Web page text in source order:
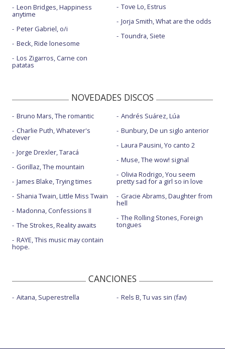
Leon Bridges, Happiness
anytime
Peter Gabriel, o/i
Beck, Ride lonesome
Los Zigarros, Carne con
patatas
Tove Lo, Estrus
Jorja Smith, What are the odds
Toundra, Siete
NOVEDADES DISCOS
Bruno Mars, The romantic
Charlie Puth, Whatever's
clever
Jorge Drexler, Taracá
Gorillaz, The mountain
James Blake, Trying times
Shania Twain, Little Miss Twain
Madonna, Confessions II
The Strokes, Reality awaits
RAYE, This music may contain
hope.
Andrés Suárez, Lúa
Bunbury, De un siglo anterior
Laura Pausini, Yo canto 2
Muse, The wow! signal
Olivia Rodrigo, You seem
pretty sad for a girl so in love
Gracie Abrams, Daughter from
hell
The Rolling Stones, Foreign
tongues
CANCIONES
Aitana, Superestrella Rels B, Tu vas sin (fav)